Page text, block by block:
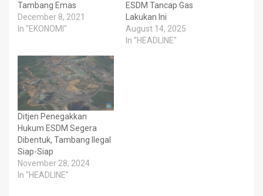
Tambang Emas
December 8, 2021
In "EKONOMI"
ESDM Tancap Gas
Lakukan Ini
August 14, 2025
In "HEADLINE"
Ditjen Penegakkan
Hukum ESDM Segera
Dibentuk, Tambang Ilegal
Siap-Siap
November 28, 2024
In "HEADLINE"